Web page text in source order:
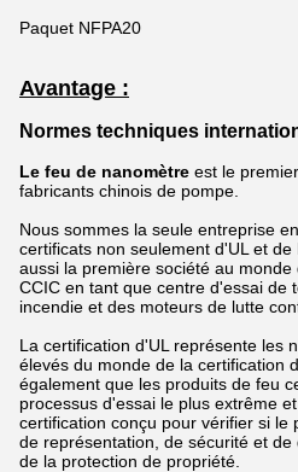
Paquet NFPA20
Avantage :
Normes techniques
Le feu de nanomètre est le
fabricants chinois de pompe.
Nous sommes la seule entreprise
certificats non seulement d'UL et de
aussi la première société au monde
CCIC en tant que centre d'essai de
incendie et des moteurs de lutte
La certification d'UL représente les
élevés du monde de la certification
également que les produits de feu
processus d'essai le plus extrême
certification conçu pour vérifier si le
de représentation, de sécurité et
de la protection de propriété.